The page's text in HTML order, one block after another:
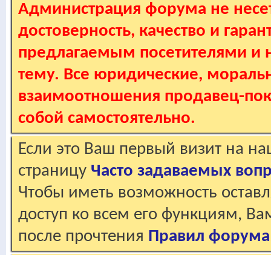
Администрация форума не
достоверность, качество и
предлагаемым посетителями и
тему. Все юридические,
взаимоотношения продавец-
собой самостоятельно.
Если это Ваш первый визит на
страницу Часто задаваемых
Чтобы иметь возможность
доступ ко всем его функциям,
после прочтения Правил форума